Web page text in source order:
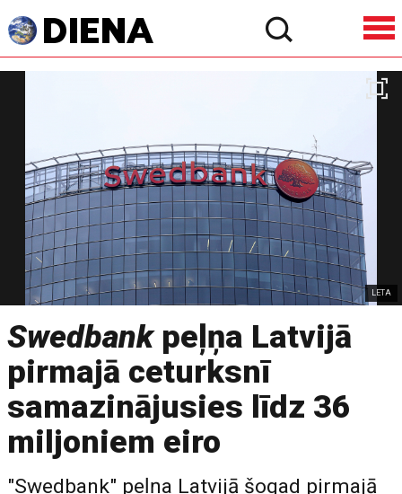
LETA
Swedbankpeļņa Latvijā
pirmajā ceturksnī
samazinājusies līdz 36
miljoniem eiro
"Swedbank" peļņa Latvijā šogad pirmajā